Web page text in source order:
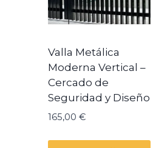
Valla Metálica
Moderna Vertical –
Cercado de
Seguridad y Diseño
165,00 €